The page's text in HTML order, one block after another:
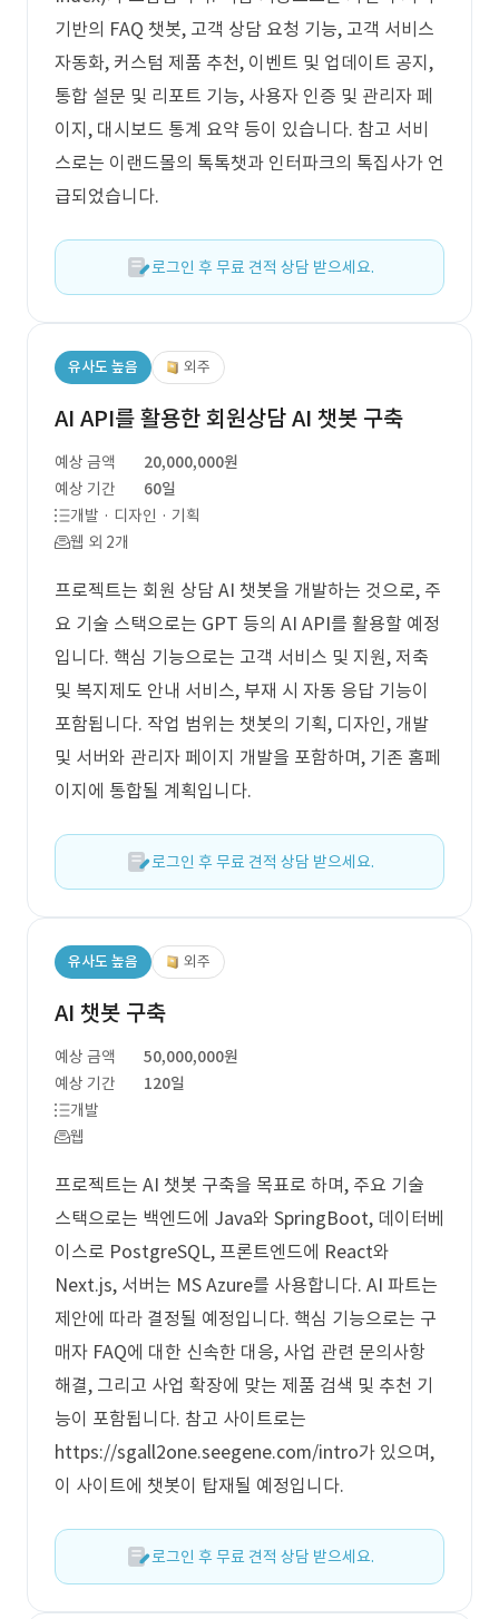
기반의 FAQ 챗봇, 고객 상담 요청 기능, 고객 서비스
자동화, 커스텀 제품 추천, 이벤트 및 업데이트 공지,
통합 설문 및 리포트 기능, 사용자 인증 및 관리자 페
이지, 대시보드 통계 요약 등이 있습니다. 참고 서비
스로는 이랜드몰의 톡톡챗과 인터파크의 톡집사가 언
급되었습니다.
로그인 후 무료 견적 상담 받으세요.
유사도 높음 외주
AI API를 활용한 회원상담 AI 챗봇 구축
예상 금액
20,000,000원
예상 기간
60일
개발 · 디자인 · 기획
웹 외 2개
프로젝트는 회원 상담 AI 챗봇을 개발하는 것으로, 주
요 기술 스택으로는 GPT 등의 AI API를 활용할 예정
입니다. 핵심 기능으로는 고객 서비스 및 지원, 저축
및 복지제도 안내 서비스, 부재 시 자동 응답 기능이
포함됩니다. 작업 범위는 챗봇의 기획, 디자인, 개발
및 서버와 관리자 페이지 개발을 포함하며, 기존 홈페
이지에 통합될 계획입니다.
로그인 후 무료 견적 상담 받으세요.
유사도 높음 외주
AI 챗봇 구축
예상 금액
50,000,000원
예상 기간
120일
개발
웹
프로젝트는 AI 챗봇 구축을 목표로 하며, 주요 기술
스택으로는 백엔드에 Java와 SpringBoot, 데이터베
이스로 PostgreSQL, 프론트엔드에 React와
Next.js, 서버는 MS Azure를 사용합니다. AI 파트는
제안에 따라 결정될 예정입니다. 핵심 기능으로는 구
매자 FAQ에 대한 신속한 대응, 사업 관련 문의사항
해결, 그리고 사업 확장에 맞는 제품 검색 및 추천 기
능이 포함됩니다. 참고 사이트로는
https://sgall2one.seegene.com/intro가 있으며,
이 사이트에 챗봇이 탑재될 예정입니다.
로그인 후 무료 견적 상담 받으세요.